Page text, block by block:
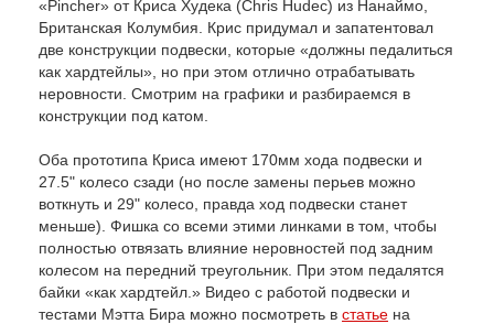
«Pincher» от Криса Худека (Chris Hudec) из Нанаймо,
Британская Колумбия. Крис придумал и запатентовал
две конструкции подвески, которые «должны педалиться
как хардтейлы», но при этом отлично отрабатывать
неровности. Смотрим на графики и разбираемся в
конструкции под катом.
Оба прототипа Криса имеют 170мм хода подвески и
27.5" колесо сзади (но после замены перьев можно
воткнуть и 29" колесо, правда ход подвески станет
меньше). Фишка со всеми этими линками в том, чтобы
полностью отвязать влияние неровностей под задним
колесом на передний треугольник. При этом педалятся
байки «как хардтейл.» Видео с работой подвески и
тестами Мэтта Бира можно посмотреть в статье на